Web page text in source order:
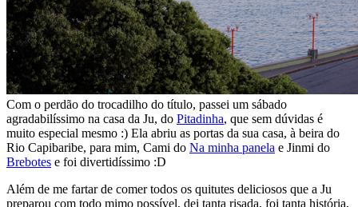
Com o perdão do trocadilho do título, passei um sábado
agradabilíssimo na casa da Ju, do Pitadinha, que sem dúvidas é
muito especial mesmo :) Ela abriu as portas da sua casa, à beira do
Rio Capibaribe, para mim, Cami do Na minha panela e Jinmi do
Brebotes e foi divertidíssimo :D
Além de me fartar de comer todos os quitutes deliciosos que a Ju
preparou com todo mimo possível, dei tanta risada, foi tanta história,